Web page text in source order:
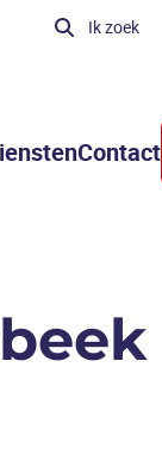
Ik zoek
Contact